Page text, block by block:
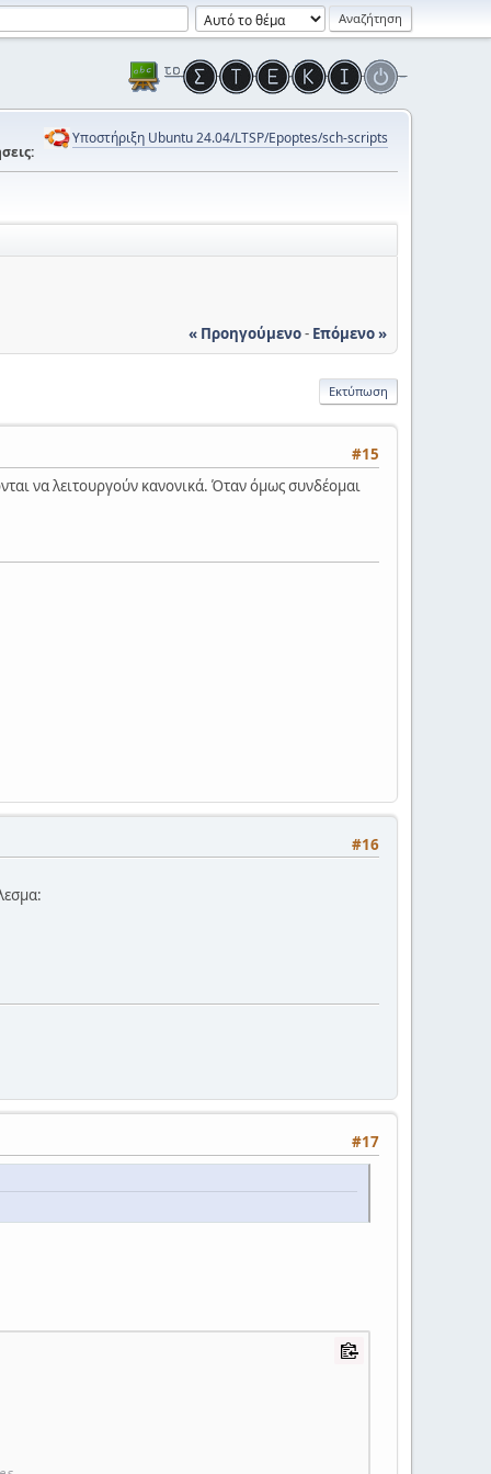
Υποστήριξη Ubuntu 24.04/LTSP/Epoptes/sch-scripts
« Προηγούμενο- Επόμενο »
Εκτύπωση
#15
να λειτουργούν κανονικά. Όταν όμως συνδέομαι
#16
#17